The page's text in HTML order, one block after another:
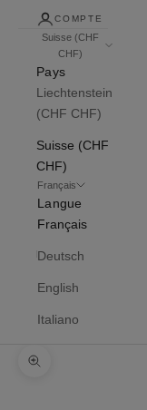
COMPTE
Suisse (CHF
CHF)
Pays
Liechtenstein
(CHF CHF)
Suisse (CHF
CHF)
Français
Langue
Français
Deutsch
English
Italiano
Zoomer sur l'image